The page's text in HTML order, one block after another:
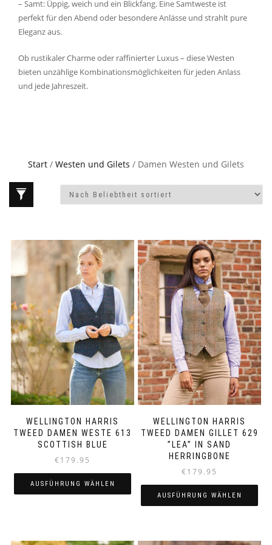
– Samt: Üppig, weich und ein Blickfang. Eine Samtweste ist
perfekt für den Abend oder besondere Anlässe und strahlt pure
Eleganz aus.
Ob rustikaler Charme oder raffinierter Luxus – diese Westen
bieten unzählige Kombinationsmöglichkeiten für jeden Anlass
und jede Jahreszeit.
Start / Westen und Gilets / Damen Westen und Gilets
WELLINGTON HARRIS
TWEED DAMEN WESTE 613
SCOTTISH BLUE
€179.95
AUSFÜHRUNG WÄHLEN
mehrere
WELLINGTON HARRIS
TWEED DAMEN GILLET 629
”LEA” IN SAND
HERRINGBONE
€179.95
AUSFÜHRUNG WÄHLEN
weist